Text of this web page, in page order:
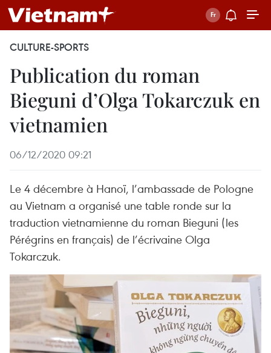
CULTURE-SPORTS
Publication du roman
Bieguni d’Olga Tokarczuk en
vietnamien
06/12/2020 09:21
Le 4 décembre à Hanoï, l’ambassade de Pologne
au Vietnam a organisé une table ronde sur la
traduction vietnamienne du roman Bieguni (les
Pérégrins en français) de l’écrivaine Olga
Tokarczuk.